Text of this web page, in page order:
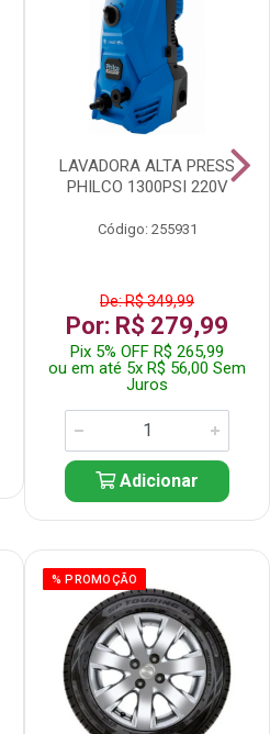
LAVADORA ALTA PRESS
PHILCO 1300PSI 220V
Código: 255931
De: R$ 349,99
Por: R$ 279,99
Pix 5% OFF R$ 265,99
ou em até 5x R$ 56,00 Sem
Juros
Adicionar
% PROMOÇÃO